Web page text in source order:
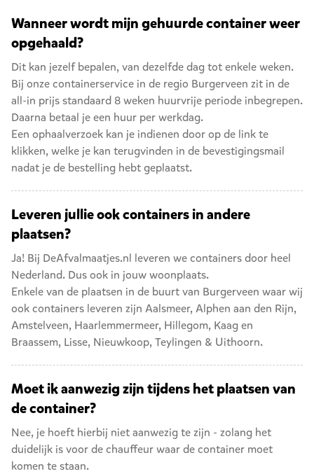
Wanneer wordt mijn gehuurde container weer
opgehaald?
Dit kan jezelf bepalen, van dezelfde dag tot enkele weken.
Bij onze containerservice in de regio Burgerveen zit in de
all-in prijs standaard 8 weken huurvrije periode inbegrepen.
Daarna betaal je een huur per werkdag.
Een ophaalverzoek kan je indienen door op de link te
klikken, welke je kan terugvinden in de bevestigingsmail
nadat je de bestelling hebt geplaatst.
Leveren jullie ook containers in andere
plaatsen?
Ja! Bij DeAfvalmaatjes.nl leveren we containers door heel
Nederland. Dus ook in jouw woonplaats.
Enkele van de plaatsen in de buurt van Burgerveen waar wij
ook containers leveren zijn Aalsmeer, Alphen aan den Rijn,
Amstelveen, Haarlemmermeer, Hillegom, Kaag en
Braassem, Lisse, Nieuwkoop, Teylingen & Uithoorn.
Moet ik aanwezig zijn tijdens het plaatsen van
de container?
Nee, je hoeft hierbij niet aanwezig te zijn - zolang het
duidelijk is voor de chauffeur waar de container moet
komen te staan.